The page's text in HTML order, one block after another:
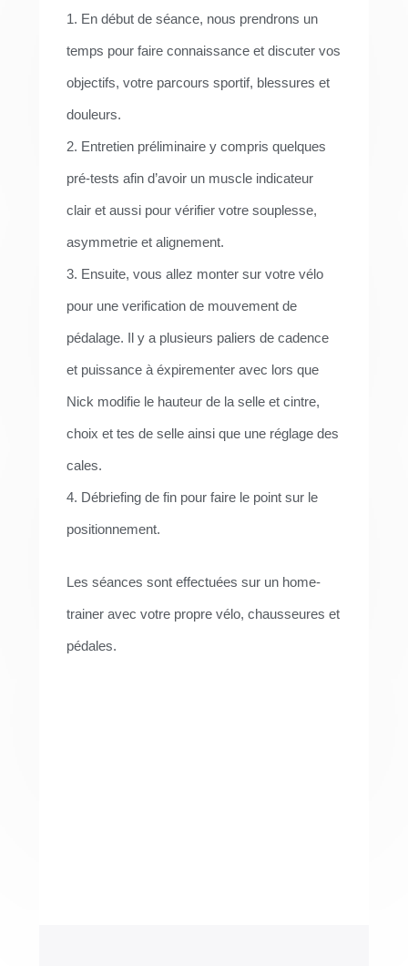
1. En début de séance, nous prendrons un
temps pour faire connaissance et discuter vos
objectifs, votre parcours sportif, blessures et
douleurs.
2. Entretien préliminaire y compris quelques
pré-tests afin d’avoir un muscle indicateur
clair et aussi pour vérifier votre souplesse,
asymmetrie et alignement.
3. Ensuite, vous allez monter sur votre vélo
pour une verification de mouvement de
pédalage. Il y a plusieurs paliers de cadence
et puissance à éxpirementer avec lors que
Nick modifie le hauteur de la selle et cintre,
choix et tes de selle ainsi que une réglage des
cales.
4. Débriefing de fin pour faire le point sur le
positionnement.
Les séances sont effectuées sur un home-
trainer avec votre propre vélo, chausseures et
pédales.